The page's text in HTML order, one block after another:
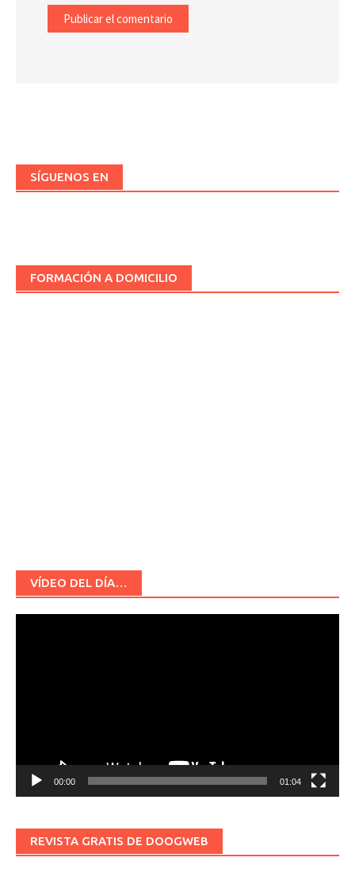
SÍGUENOS EN
FORMACIÓN A DOMICILIO
VÍDEO DEL DÍA…
00:00 01:04
REVISTA GRATIS DE DOOGWEB